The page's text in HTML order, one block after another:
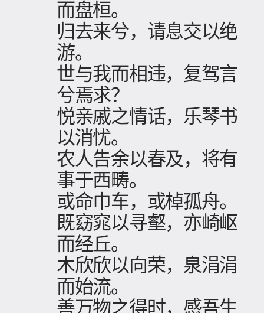
而盘桓。
归去来兮，请息交以绝
游。
世与我而相违，复驾言
兮焉求？
悦亲戚之情话，乐琴书
以消忧。
农人告余以春及，将有
事于西畴。
或命巾车，或棹孤舟。
既窈窕以寻壑，亦崎岖
而经丘。
木欣欣以向荣，泉涓涓
而始流。
善万物之得时，感吾生